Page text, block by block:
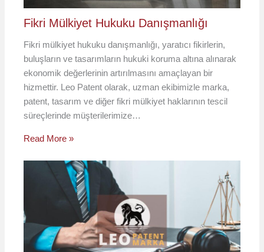
Fikri Mülkiyet Hukuku Danışmanlığı
Fikri mülkiyet hukuku danışmanlığı, yaratıcı fikirlerin,
buluşların ve tasarımların hukuki koruma altına alınarak
ekonomik değerlerinin artırılmasını amaçlayan bir
hizmettir. Leo Patent olarak, uzman ekibimizle marka,
patent, tasarım ve diğer fikri mülkiyet haklarının tescil
süreçlerinde müşterilerimize…
Read More »